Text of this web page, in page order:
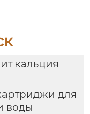
кальция
для
воды